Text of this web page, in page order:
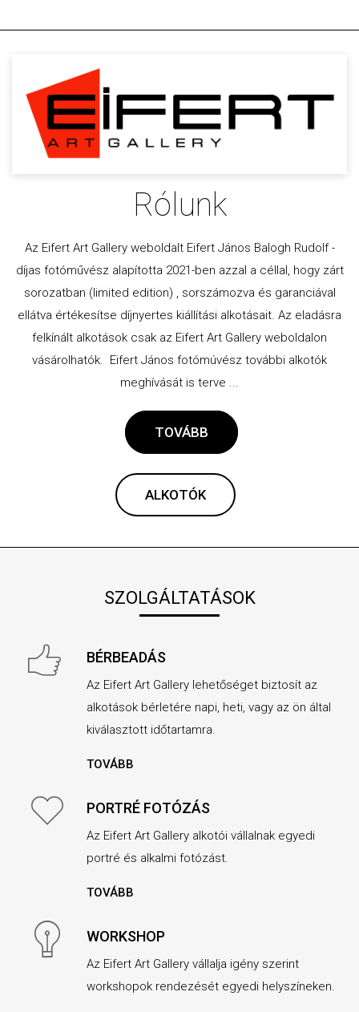
Rólunk
Az Eifert Art Gallery weboldalt Eifert János Balogh Rudolf -
díjas fotóművész alapította 2021-ben azzal a céllal, hogy zárt
sorozatban (limited edition) , sorszámozva és garanciával
ellátva értékesítse díjnyertes kiállítási alkotásait. Az eladásra
felkínált alkotások csak az Eifert Art Gallery weboldalon
vásárolhatók. Eifert János fotómúvész további alkotók
meghívását is terve ...
TOVÁBB
ALKOTÓK
SZOLGÁLTATÁSOK
BÉRBEADÁS
Az Eifert Art Gallery lehetőséget biztosít az
alkotások bérletére napi, heti, vagy az ön által
kiválasztott időtartamra.
TOVÁBB
PORTRÉ FOTÓZÁS
Az Eifert Art Gallery alkotói vállalnak egyedi
portré és alkalmi fotózást.
TOVÁBB
WORKSHOP
Az Eifert Art Gallery vállalja igény szerint
workshopok rendezését egyedi helyszíneken.